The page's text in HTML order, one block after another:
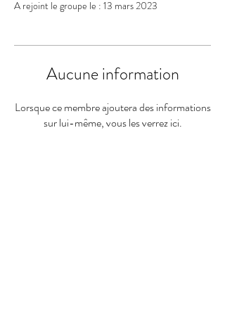
A rejoint le groupe le : 13 mars 2023
Aucune information
Lorsque ce membre ajoutera des informations
sur lui-même, vous les verrez ici.